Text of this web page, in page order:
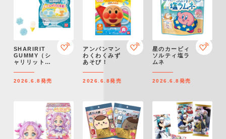
SHARIRIT
GUMMY（シ
ャリリットグ
2026.6.8発売
アンパンマン
わくわくみず
あそび！
2026.6.8発売
星のカービィ
ソルティ塩ラ
ムネ
2026.6.8発売